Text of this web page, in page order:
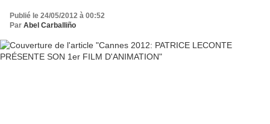
Publié le 24/05/2012 à 00:52
Par Abel Carballiño